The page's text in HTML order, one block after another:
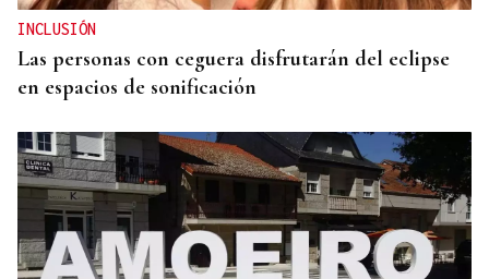
INCLUSIÓN
Las personas con ceguera disfrutarán del eclipse
en espacios de sonificación